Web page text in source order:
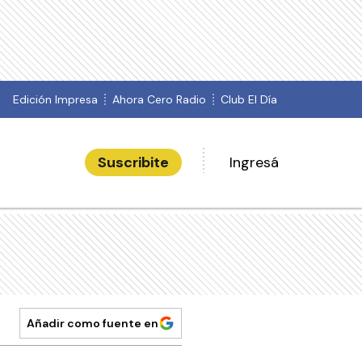
Edición Impresa Ahora Cero Radio Club El Día
Suscribite Ingresá
Añadir como fuente en